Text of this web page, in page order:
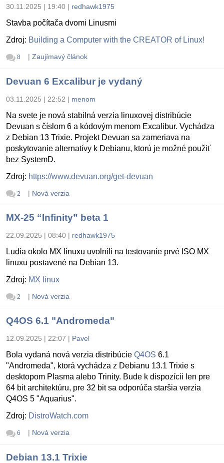
30.11.2025 | 19:40 | redhawk1975
Stavba počítača dvomi Linusmi
Zdroj: Building a Computer with the CREATOR of Linux!
8 | Zaujímavý článok
Devuan 6 Excalibur je vydaný
03.11.2025 | 22:52 | menom
Na svete je nová stabilná verzia linuxovej distribúcie
Devuan s číslom 6 a kódovým menom Excalibur. Vychádza
z Debian 13 Trixie. Projekt Devuan sa zameriava na
poskytovanie alternatívy k Debianu, ktorú je možné použiť
bez SystemD.
Zdroj: https://www.devuan.org/get-devuan
2 | Nová verzia
MX-25 “Infinity” beta 1
22.09.2025 | 08:40 | redhawk1975
Ludia okolo MX linuxu uvolnili na testovanie prvé ISO MX
linuxu postavené na Debian 13.
Zdroj: MX linux
2 | Nová verzia
Q4OS 6.1 "Andromeda"
12.09.2025 | 22:07 | Pavel
Bola vydaná nová verzia distribúcie Q4OS 6.1
"Andromeda", ktorá vychádza z Debianu 13.1 Trixie s
desktopom Plasma alebo Trinity. Bude k dispozícii len pre
64 bit architektúru, pre 32 bit sa odporúča staršia verzia
Q4OS 5 "Aquarius".
Zdroj: DistroWatch.com
6 | Nová verzia
Debian 13.1 Trixie